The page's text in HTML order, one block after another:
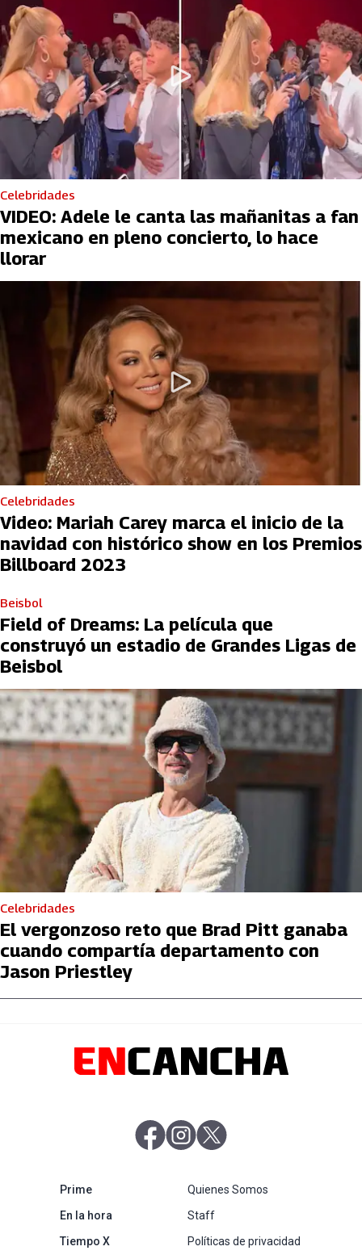
Celebridades
VIDEO: Adele le canta las mañanitas a fan
mexicano en pleno concierto, lo hace
llorar
Celebridades
Video: Mariah Carey marca el inicio de la
navidad con histórico show en los Premios
Billboard 2023
Beisbol
Field of Dreams: La película que
construyó un estadio de Grandes Ligas de
Beisbol
Celebridades
El vergonzoso reto que Brad Pitt ganaba
cuando compartía departamento con
Jason Priestley
abre en nueva pestaña
abre en nueva pestaña
Primeabre en nueva pestaña
En la horaabre en nueva pestaña
Tiempo Xabre en nueva pestaña
Quienes Somos
Staff
Políticas de privacidad